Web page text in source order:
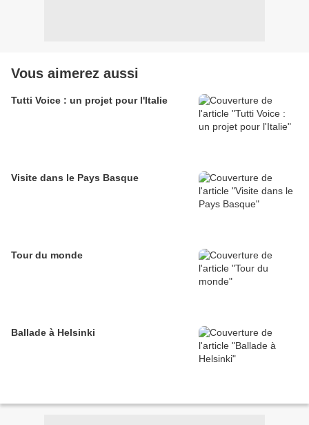
Vous aimerez aussi
Tutti Voice : un projet pour l'Italie
Visite dans le Pays Basque
Tour du monde
Ballade à Helsinki